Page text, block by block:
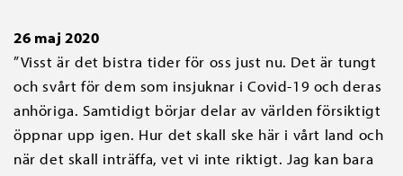
26 maj 2020
”Visst är det bistra tider för oss just nu. Det är tungt
och svårt för dem som insjuknar i Covid-19 och deras
anhöriga. Samtidigt börjar delar av världen försiktigt
öppnar upp igen. Hur det skall ske här i vårt land och
när det skall inträffa, vet vi inte riktigt. Jag kan bara